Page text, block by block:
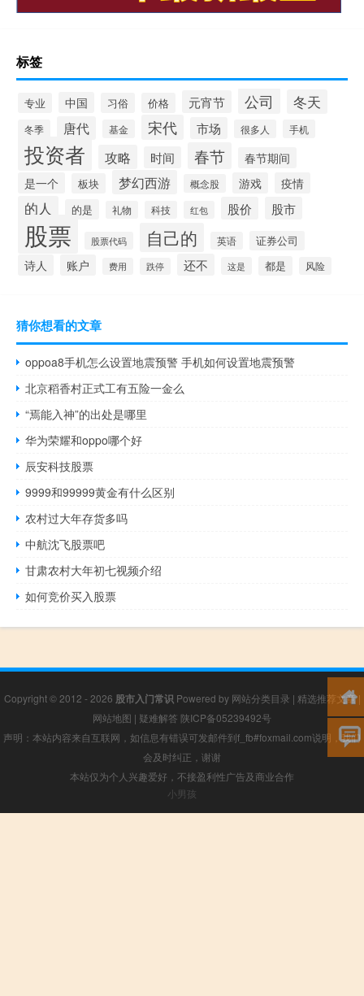
标签
专业 中国 习俗 价格 元宵节 公司 冬天
冬季 唐代 基金 宋代 市场 很多人 手机
投资者 攻略 时间 春节
春节期间
是一个
板块 梦幻西游 概念股 游戏 疫情
的人 的是 礼物 科技 红包 股价 股市
股票 股票代码 自己的 英语 证券公司
诗人 账户 费用 跌停 还不 这是 都是 风险
猜你想看的文章
oppoa8手机怎么设置地震预警 手机如何设置地震预警
北京稻香村正式工有五险一金么
“焉能入神”的出处是哪里
华为荣耀和oppo哪个好
辰安科技股票
9999和99999黄金有什么区别
农村过大年存货多吗
中航沈飞股票吧
甘肃农村大年初七视频介绍
如何竞价买入股票
Copyright © 2012 - 2026 股市入门常识Powered by 网站分类目录 | 精选推荐文章|
网站地图 | 疑难解答 陕ICP备05239492号
声明：本站内容来自互联网，如信息有错误可发邮件到f_fb#foxmail.com说明，我们
会及时纠正，谢谢
本站仅为个人兴趣爱好，不接盈利性广告及商业合作
小男孩